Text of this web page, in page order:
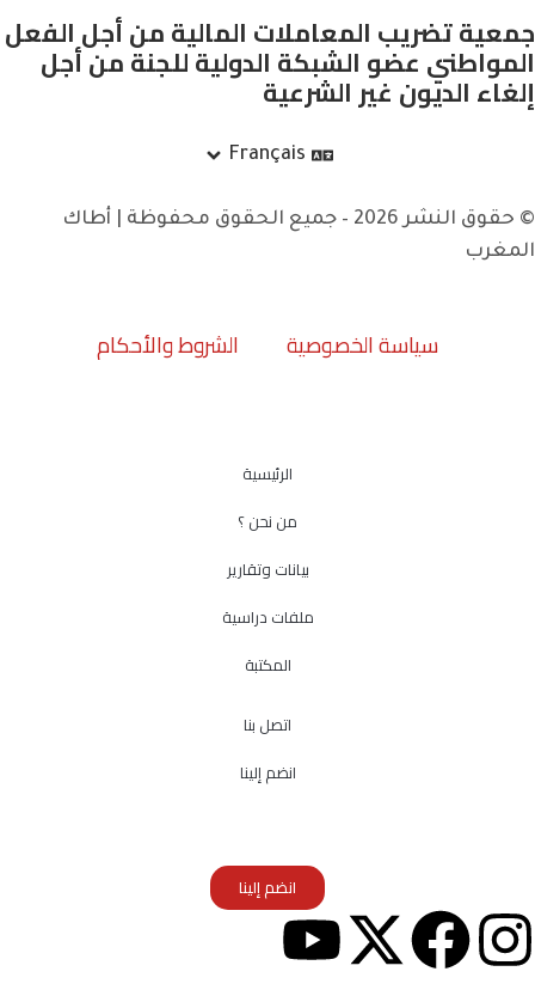
جمعية تضريب المعاملات المالية من أجل الفعل
المواطني عضو الشبكة الدولية للجنة من أجل
إلغاء الديون غير الشرعية
Français
© حقوق النشر 2026 – جميع الحقوق محفوظة | أطاك
المغرب
سياسة الخصوصية الشروط والأحكام
الرئيسية
من نحن ؟
بيانات وتقارير
ملفات دراسية
المكتبة
اتصل بنا
انضم إلينا
انضم إلينا